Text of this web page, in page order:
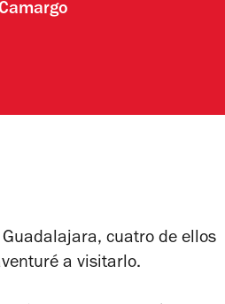
cuatro de ellos
a visitarlo.